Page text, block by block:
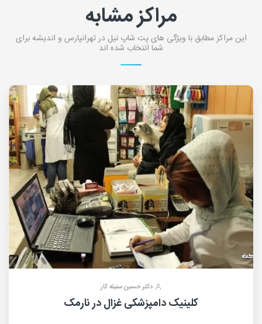
مراکز مشابه
این مراکز مطابق با ویژگی های پت شاپ نیل در تهرانپارس و اندیشه برای
شما انتخاب شده اند
دکتر حسین سنبله کار
کلینیک دامپزشکی غزال در نارمک